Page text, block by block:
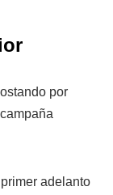
por
adelanto